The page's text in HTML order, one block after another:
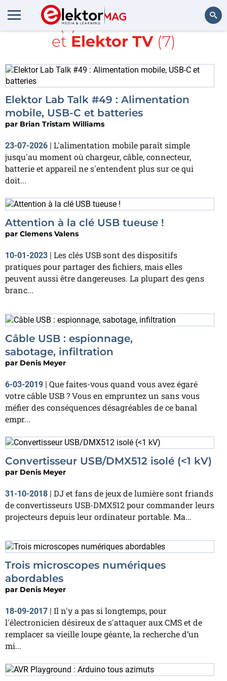
Article(s) avec la balise
USB
et Elektor TV(7)
Elektor Lab Talk #49 : Alimentation
mobile, USB-C et batteries
par Brian Tristam Williams
23-07-2026 | L'alimentation mobile paraît simple
jusqu'au moment où chargeur, câble, connecteur,
batterie et appareil ne s'entendent plus sur ce qui
doit...
Attention à la clé USB tueuse !
par Clemens Valens
10-01-2023 | Les clés USB sont des dispositifs
pratiques pour partager des fichiers, mais elles
peuvent aussi être dangereuses. La plupart des gens
branc...
Câble USB : espionnage,
sabotage, infiltration
par Denis Meyer
6-03-2019 | Que faites-vous quand vous avez égaré
votre câble USB ? Vous en empruntez un sans vous
méfier des conséquences désagréables de ce banal
empr...
Convertisseur USB/DMX512 isolé (<1 kV)
par Denis Meyer
31-10-2018
DJ et fans de jeux de lumière sont friands
de convertisseurs USB-DMX512 pour commander leurs
projecteurs depuis leur ordinateur portable. Ma...
Trois microscopes numériques
abordables
par Denis Meyer
18-09-2017 | Il n'y a pas si longtemps, pour
l'électronicien désireux de s'attaquer aux CMS et de
remplacer sa vieille loupe géante, la recherche d’un
mi...